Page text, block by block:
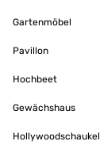
Gartenmöbel
Pavillon
Hochbeet
Gewächshaus
Hollywoodschaukel